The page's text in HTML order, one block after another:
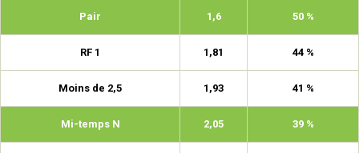
Pair 1,6 50 %
RF 1 1,81 44 %
Moins de 2,5 1,93 41 %
Mi-temps N 2,05 39 %